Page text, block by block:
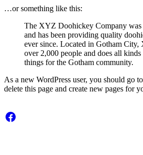
…or something like this:
The XYZ Doohickey Company was
and has been providing quality
ever since. Located in Gotham
over 2,000 people and does all
things for the Gotham community.
As a new WordPress user, you should go to
delete this page and create new pages for